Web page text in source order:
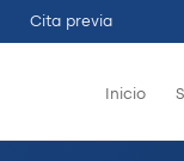
Cita previa
Inicio